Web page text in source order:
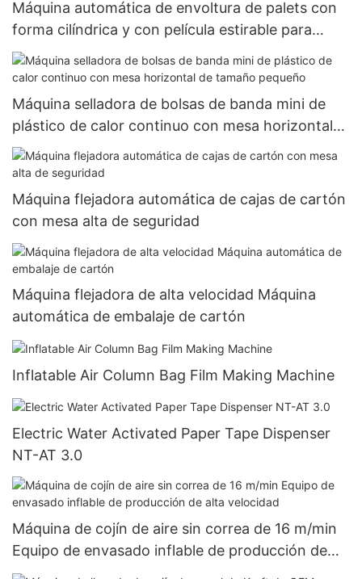
Máquina automática de envoltura de palets con
forma cilíndrica y con película estirable para
embalaje de rollos de papel de envolver de 500 a
1500 mm de longitud
Máquina selladora de bolsas de banda mini de
plástico de calor continuo con mesa horizontal
de tamaño pequeño
Máquina flejadora automática de cajas de cartón
con mesa alta de seguridad
Máquina flejadora de alta velocidad Máquina
automática de embalaje de cartón
Inflatable Air Column Bag Film Making Machine
Electric Water Activated Paper Tape Dispenser
NT-AT 3.0
Máquina de cojín de aire sin correa de 16 m/min
Equipo de envasado inflable de producción de
alta velocidad